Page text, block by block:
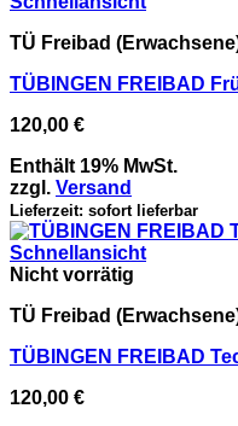
TÜ Freibad
TÜBINGEN FREIBAD
120,00 €
Enthält 19% MwSt.
zzgl. Versand
Lieferzeit: sofort lieferbar
Schnellansicht
Nicht vorrätig
TÜ Freibad
TÜBINGEN FREIBAD
120,00 €